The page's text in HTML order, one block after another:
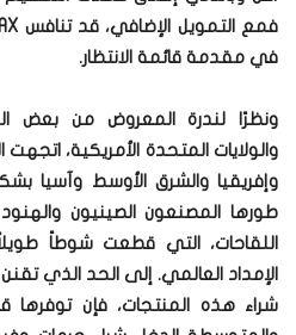
في مقدمة قائمة الانتظار.
ونظرًا لندرة المعروض من بعض
والولايات المتحدة الأمريكية،
وإفريقيا والشرق الأوسط وآسيا
طورها المصنعون الصينيون
اللقاحات، التي قطعت شوطاً
الإمداد العالمي. إلى الحد الذي
شراء هذه المنتجات، فإن توفرها